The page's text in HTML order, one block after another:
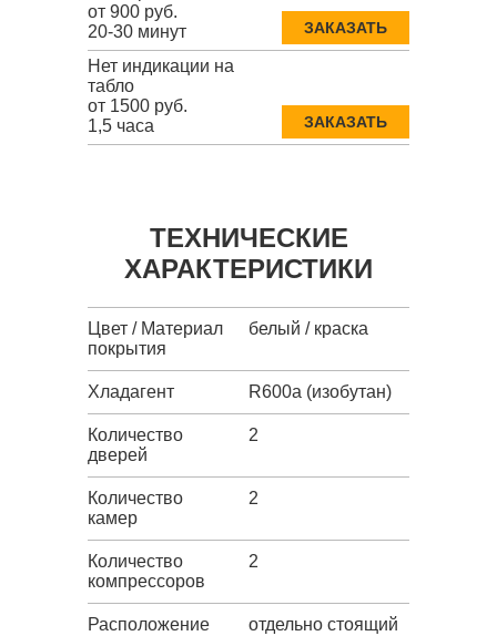
от 900 руб.
20-30 минут
ЗАКАЗАТЬ
Нет индикации на
табло
от 1500 руб.
1,5 часа
ЗАКАЗАТЬ
ТЕХНИЧЕСКИЕ
ХАРАКТЕРИСТИКИ
Цвет / Материал
покрытия
белый / краска
Хладагент R600a (изобутан)
Количество
дверей
2
Количество
камер
2
Количество
компрессоров
2
Расположение отдельно стоящий